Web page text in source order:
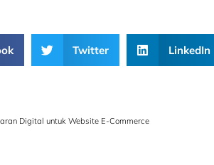
Twitter LinkedIn
Digital untuk Website E-Commerce